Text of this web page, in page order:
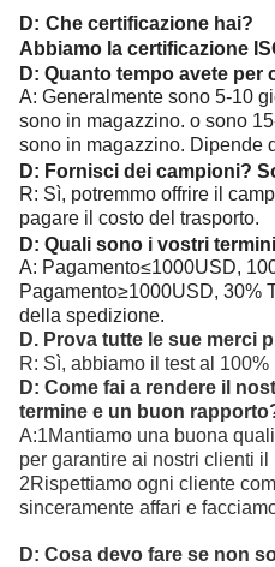
D: Che certificazione hai?
Abbiamo la certificazione
D: Quanto tempo avete per
A: Generalmente sono 5-10
sono in magazzino. o sono
sono in magazzino. Dipende
D: Fornisci dei campioni?
R: Sì, potremmo offrire il
pagare il costo del trasporto.
D: Quali sono i vostri
A: Pagamento≤1000USD,
Pagamento≥1000USD, 30%
della spedizione.
D. Prova tutte le sue merci
R: Sì, abbiamo il test al
D: Come fai a rendere il
termine e un buon
A:1Mantiamo una buona
per garantire ai nostri clienti il
2Rispettiamo ogni cliente
sinceramente affari e
D: Cosa devo fare se non